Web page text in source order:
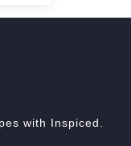
with Inspiced.